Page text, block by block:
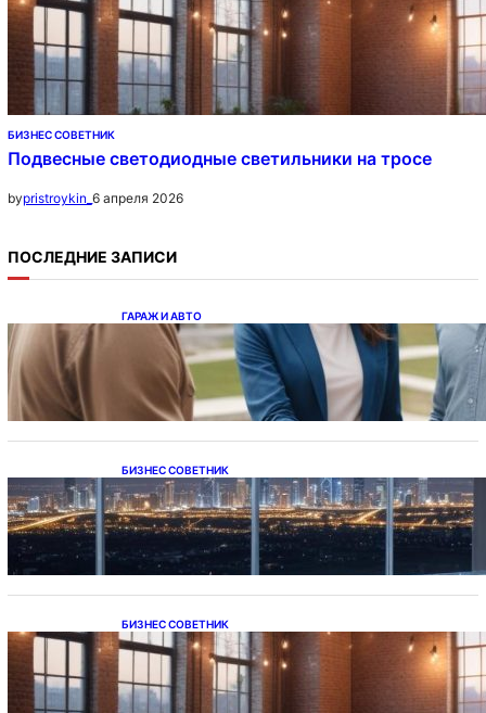
БИЗНЕС СОВЕТНИК
Подвесные светодиодные светильники на тросе
bypristroykin_ 6 апреля 2026
ПОСЛЕДНИЕ ЗАПИСИ
ГАРАЖ И АВТО
Ипотека на новостройки при оформлении
напрямую у застройщика
БИЗНЕС СОВЕТНИК
Каталог светодиодных светильников и
LED-освещения в Казахстане
БИЗНЕС СОВЕТНИК
Подвесные светодиодные светильники на
тросе